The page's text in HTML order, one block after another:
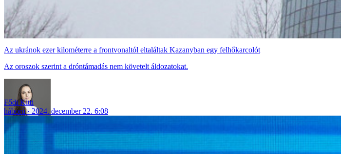
Az ukránok ezer kilométerre a frontvonaltól eltaláltak Kazanyban egy felhőkarcolót
Az oroszok szerint a dróntámadás nem követelt áldozatokat.
Fődi Kitti
háború
2024. december 22. 6:08